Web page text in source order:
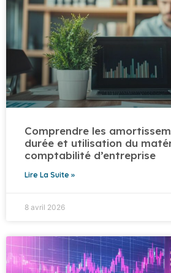
Comprendre les
durée et utilisation du
comptabilité d’entreprise
Lire La Suite »
8 avril 2026